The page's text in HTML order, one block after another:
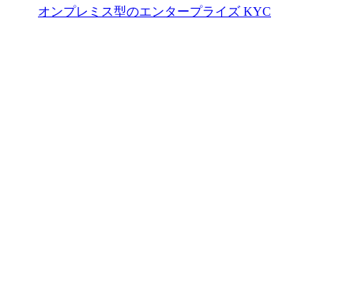
オンプレミス型のエンタープライズ KYC